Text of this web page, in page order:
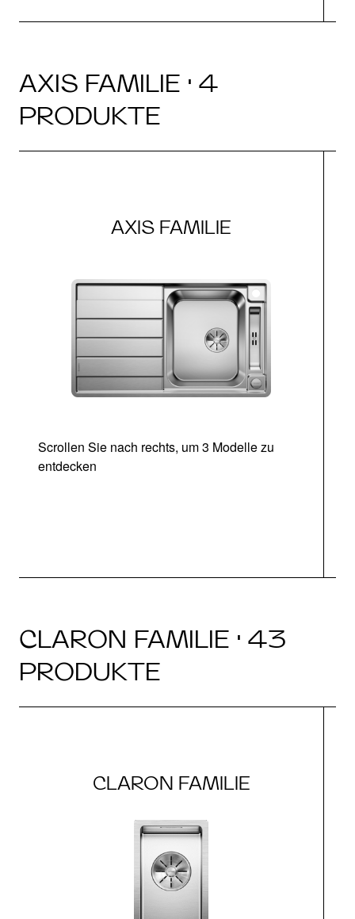
AXIS FAMILIE · 4
PRODUKTE
AXIS FAMILIE
Scrollen Sie nach rechts, um 3 Modelle zu
entdecken
CLARON FAMILIE · 43
PRODUKTE
CLARON FAMILIE